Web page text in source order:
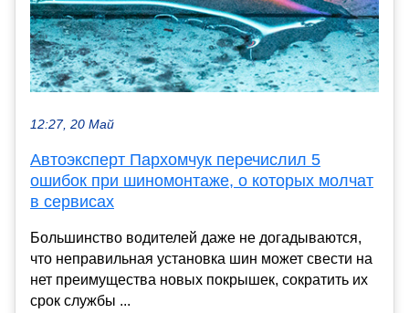
12:27, 20 Май
Автоэксперт Пархомчук перечислил 5
ошибок при шиномонтаже, о которых молчат
в сервисах
Большинство водителей даже не догадываются,
что неправильная установка шин может свести на
нет преимущества новых покрышек, сократить их
срок службы ...